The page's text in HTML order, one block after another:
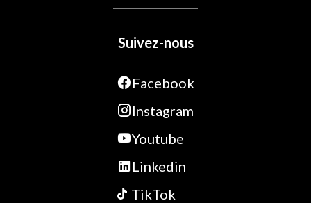
Suivez-nous
Facebook
Instagram
Youtube
Linkedin
TikTok